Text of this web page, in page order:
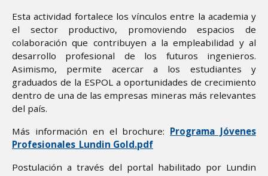
Esta actividad fortalece los vínculos entre la academia y
el sector productivo, promoviendo espacios de
colaboración que contribuyen a la empleabilidad y al
desarrollo profesional de los futuros ingenieros.
Asimismo, permite acercar a los estudiantes y
graduados de la ESPOL a oportunidades de crecimiento
dentro de una de las empresas mineras más relevantes
del país.
Más información en el brochure: Programa Jóvenes
Profesionales_Lundin Gold.pdf
Postulación a través del portal habilitado por Lundin